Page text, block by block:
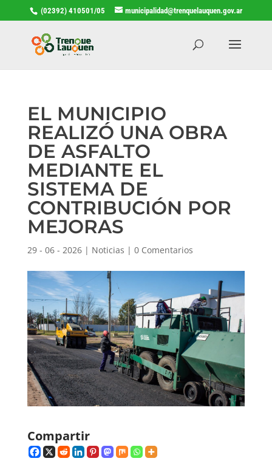
(02392) 410501/05 municipalidad@trenquelauquen.gov.ar
EL MUNICIPIO
REALIZÓ UNA OBRA
DE ASFALTO
MEDIANTE EL
SISTEMA DE
CONTRIBUCIÓN POR
MEJORAS
29 - 06 - 2026| Noticias | 0 Comentarios
Compartir